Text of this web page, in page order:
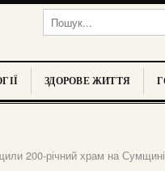
ЗДОРОВЕ ЖИТТЯ
200-річний храм на Сумщині